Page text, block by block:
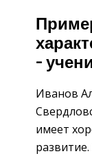
–
Иванов
имеет